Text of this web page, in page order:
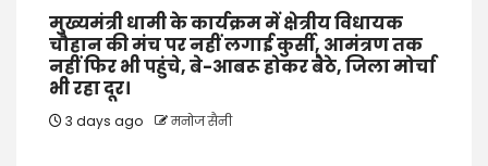
मुख्यमंत्री धामी के कार्यक्रम में क्षेत्रीय विधायक
चौहान की मंच पर नहीं लगाई कुर्सी, आमंत्रण तक
नहीं फिर भी पहुंचे, बे-आबरू होकर बैठे, जिला मोर्चा
भी रहा दूर।
3 days ago मनोज सैनी